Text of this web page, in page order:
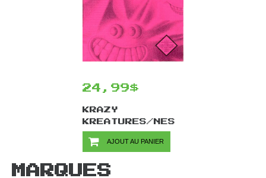
24,99$
KRAZY
KREATURES/NES
AJOUT AU PANIER
MARQUES